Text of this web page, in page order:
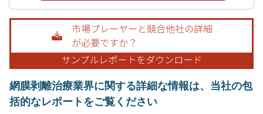
網膜剥離治療業界に関する詳細な情報は、当社の包
括的なレポートをご覧ください